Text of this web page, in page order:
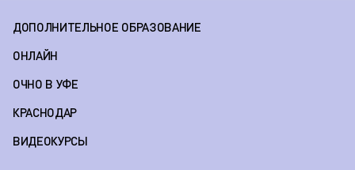
ДОПОЛНИТЕЛЬНОЕ ОБРАЗОВАНИЕ
ОНЛАЙН
ОЧНО В УФЕ
КРАСНОДАР
ВИДЕОКУРСЫ